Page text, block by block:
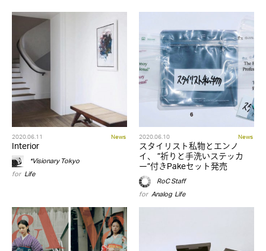
2020.06.11 News
Interior
*Visionary Tokyo
for Life
2020.06.10 News
スタイリスト私物とエンノ
イ、 ”祈りと手洗いステッカ
ー”付きPakeセット発売
RoC Staff
for Analog,Life